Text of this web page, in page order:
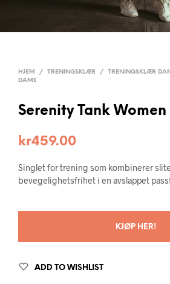
HJEM / TRENINGSKLÆR / TRENINGSKLÆR
DAME
Serenity Tank Women
kr459.00
Singlet for trening som kombinerer
bevegelighetsfrihet i en avslappet
KJØP HER!
ADD TO WISHLIST